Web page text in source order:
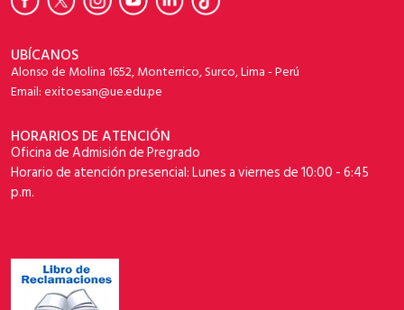
UBÍCANOS
Alonso de Molina 1652, Monterrico, Surco, Lima - Perú
Email: exitoesan@ue.edu.pe
HORARIOS DE ATENCIÓN
Oficina de Admisión de Pregrado
Horario de atención presencial: Lunes a viernes de 10:00 - 6:45
p.m.